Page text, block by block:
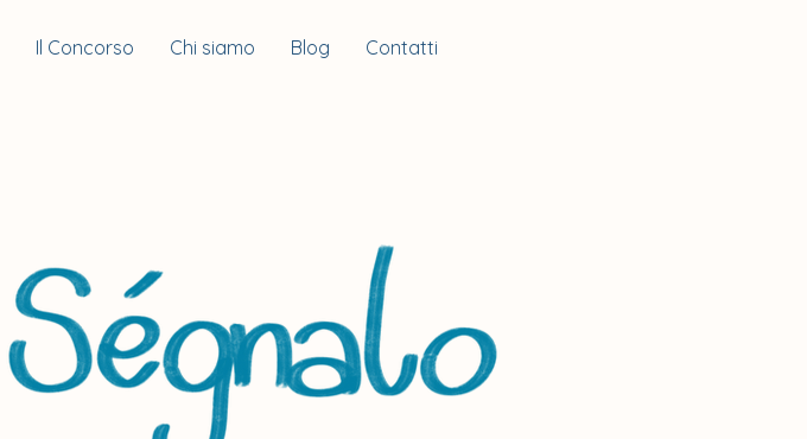
Il Concorso Chi siamo Blog Contatti